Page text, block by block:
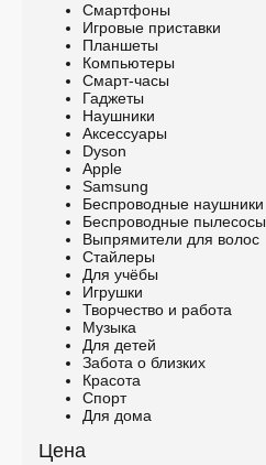
Смартфоны
Игровые приставки
Планшеты
Компьютеры
Смарт-часы
Гаджеты
Наушники
Аксессуары
Dyson
Apple
Samsung
Беспроводные наушники
Беспроводные пылесосы
Выпрямители для волос
Стайлеры
Для учёбы
Игрушки
Творчество и работа
Музыка
Для детей
Забота о близких
Красота
Спорт
Для дома
Цена